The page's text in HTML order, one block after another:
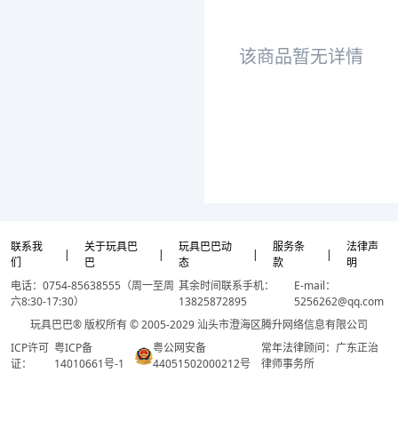
该商品暂无详情
联系我
们
|
关于玩具巴
巴
|
玩具巴巴动
态
|
服务条
款
|
法律声
明
电话：0754-85638555（周一至周
六8:30-17:30）
其余时间联系手机：
13825872895
E-mail：
5256262@qq.com
玩具巴巴® 版权所有 © 2005-2029 汕头市澄海区腾升网络信息有限公司
ICP许可
证：
粤ICP备
14010661号-1
粤公网安备
44051502000212号
常年法律顾问：广东正治
律师事务所